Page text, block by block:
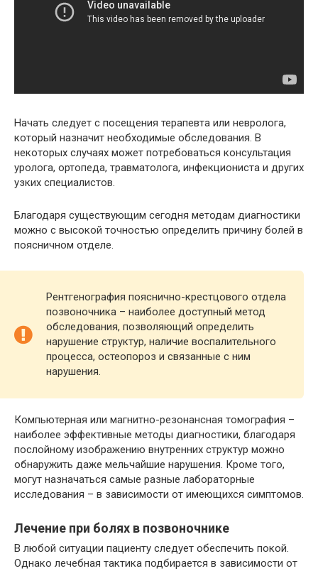
Начать следует с посещения терапевта или невролога,
который назначит необходимые обследования. В
некоторых случаях может потребоваться консультация
уролога, ортопеда, травматолога, инфекциониста и других
узких специалистов.
Благодаря существующим сегодня методам диагностики
можно с высокой точностью определить причину болей в
поясничном отделе.
Рентгенография пояснично-крестцового отдела
позвоночника – наиболее доступный метод
обследования, позволяющий определить
нарушение структур, наличие воспалительного
процесса, остеопороз и связанные с ним
нарушения.
Компьютерная или магнитно-резонансная томография –
наиболее эффективные методы диагностики, благодаря
послойному изображению внутренних структур можно
обнаружить даже мельчайшие нарушения. Кроме того,
могут назначаться самые разные лабораторные
исследования – в зависимости от имеющихся симптомов.
Лечение при болях в позвоночнике
В любой ситуации пациенту следует обеспечить покой.
Однако лечебная тактика подбирается в зависимости от